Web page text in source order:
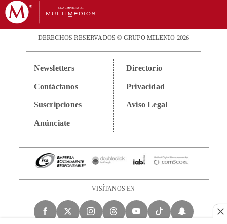
DERECHOS RESERVADOS © GRUPO MILENIO 2026
Newsletters
Contáctanos
Suscripciones
Anúnciate
Directorio
Privacidad
Aviso Legal
VISÍTANOS EN